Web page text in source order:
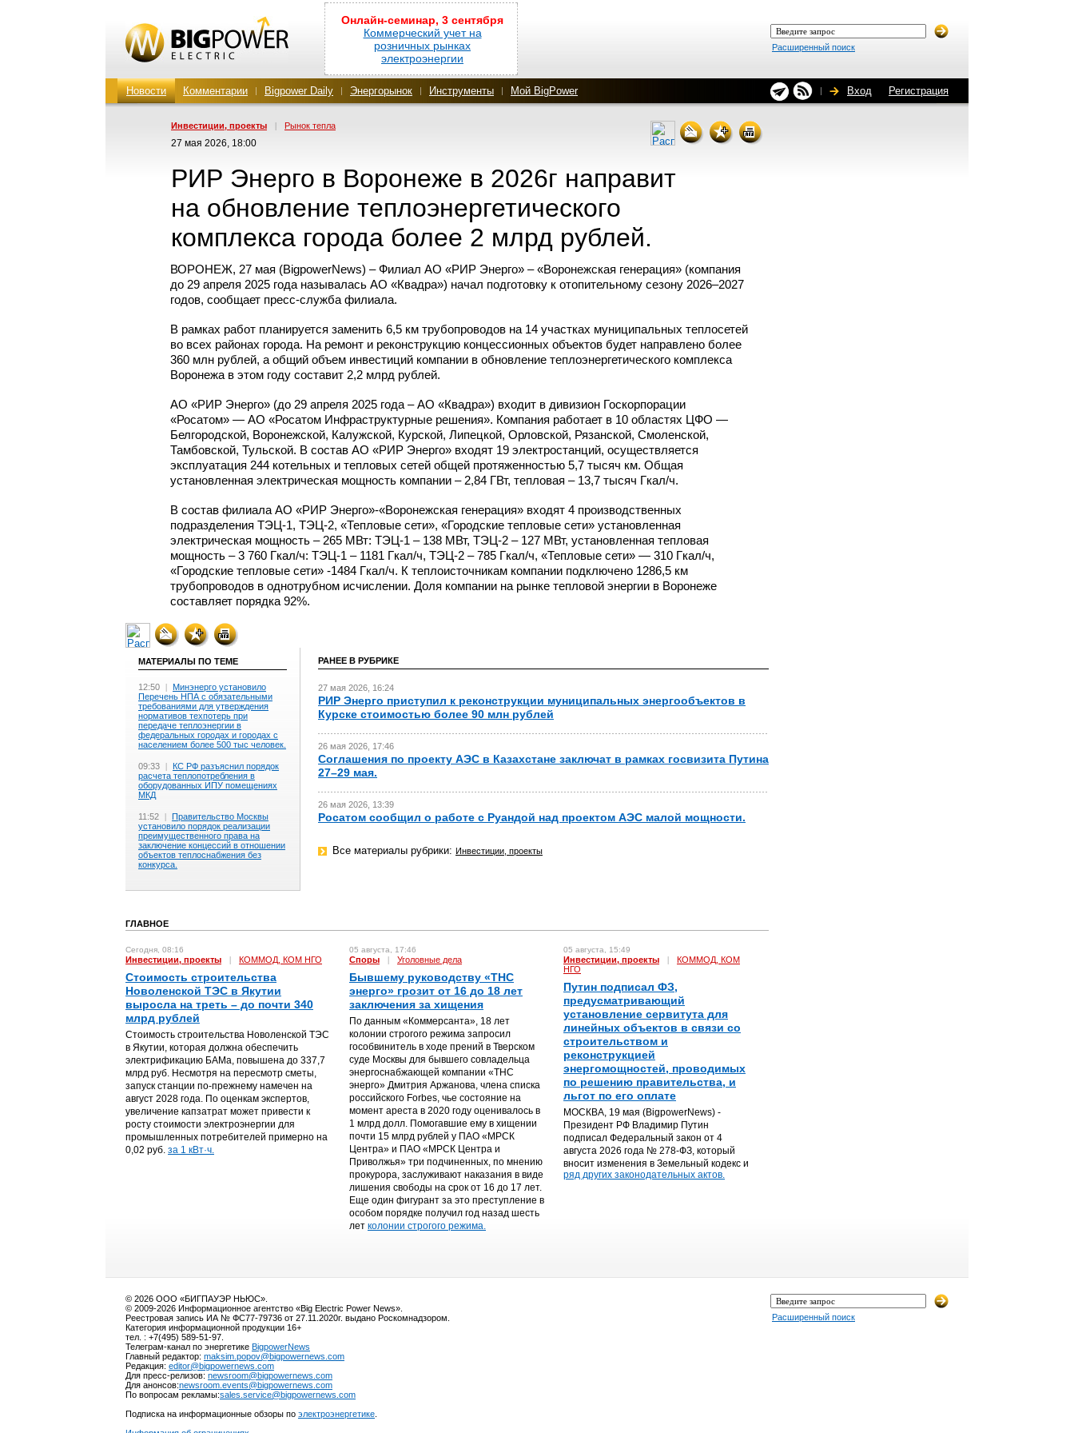
Онлайн-семинар, 3 сентября
Коммерческий учет на
розничных рынках
электроэнергии
Расширенный поиск
Новости Комментарии Bigpower Daily Энергорынок Инструменты Мой BigPower Вход Регистрация
Инвестиции, проекты | Рынок тепла
27 мая 2026, 18:00
РИР Энерго в Воронеже в 2026г направит
на обновление теплоэнергетического
комплекса города более 2 млрд рублей.
ВОРОНЕЖ, 27 мая (BigpowerNews) – Филиал АО «РИР Энерго» – «Воронежская генерация» (компания
до 29 апреля 2025 года называлась АО «Квадра») начал подготовку к отопительному сезону 2026–2027
годов, сообщает пресс-служба филиала.
В рамках работ планируется заменить 6,5 км трубопроводов на 14 участках муниципальных теплосетей
во всех районах города. На ремонт и реконструкцию концессионных объектов будет направлено более
360 млн рублей, а общий объем инвестиций компании в обновление теплоэнергетического комплекса
Воронежа в этом году составит 2,2 млрд рублей.
АО «РИР Энерго» (до 29 апреля 2025 года – АО «Квадра») входит в дивизион Госкорпорации
«Росатом» — АО «Росатом Инфраструктурные решения». Компания работает в 10 областях ЦФО —
Белгородской, Воронежской, Калужской, Курской, Липецкой, Орловской, Рязанской, Смоленской,
Тамбовской, Тульской. В состав АО «РИР Энерго» входят 19 электростанций, осуществляется
эксплуатация 244 котельных и тепловых сетей общей протяженностью 5,7 тысяч км. Общая
установленная электрическая мощность компании – 2,84 ГВт, тепловая – 13,7 тысяч Гкал/ч.
В состав филиала АО «РИР Энерго»-«Воронежская генерация» входят 4 производственных
подразделения ТЭЦ-1, ТЭЦ-2, «Тепловые сети», «Городские тепловые сети» установленная
электрическая мощность – 265 МВт: ТЭЦ-1 – 138 МВт, ТЭЦ-2 – 127 МВт, установленная тепловая
мощность – 3 760 Гкал/ч: ТЭЦ-1 – 1181 Гкал/ч, ТЭЦ-2 – 785 Гкал/ч, «Тепловые сети» — 310 Гкал/ч,
«Городские тепловые сети» -1484 Гкал/ч. К теплоисточникам компании подключено 1286,5 км
трубопроводов в однотрубном исчислении. Доля компании на рынке тепловой энергии в Воронеже
составляет порядка 92%.
МАТЕРИАЛЫ ПО ТЕМЕ
12:50 | Минэнерго установило
Перечень НПА с обязательными
требованиями для утверждения
нормативов техпотерь при
передаче теплоэнергии в
федеральных городах и городах с
населением более 500 тыс человек.
09:33 | КС РФ разъяснил порядок
расчета теплопотребления в
оборудованных ИПУ помещениях
МКД
11:52 | Правительство Москвы
установило порядок реализации
преимущественного права на
заключение концессий в отношении
объектов теплоснабжения без
конкурса.
РАНЕЕ В РУБРИКЕ
27 мая 2026, 16:24
РИР Энерго приступил к реконструкции муниципальных энергообъектов в
Курске стоимостью более 90 млн рублей
26 мая 2026, 17:46
Соглашения по проекту АЭС в Казахстане заключат в рамках госвизита Путина
27–29 мая.
26 мая 2026, 13:39
Росатом сообщил о работе с Руандой над проектом АЭС малой мощности.
Все материалы рубрики: Инвестиции, проекты
ГЛАВНОЕ
Сегодня, 08:16
Инвестиции, проекты | КОММОД, КОМ НГО
Стоимость строительства
Новоленской ТЭС в Якутии
выросла на треть – до почти 340
млрд рублей
Стоимость строительства Новоленской ТЭС
в Якутии, которая должна обеспечить
электрификацию БАМа, повышена до 337,7
млрд руб. Несмотря на пересмотр сметы,
запуск станции по-прежнему намечен на
август 2028 года. По оценкам экспертов,
увеличение капзатрат может привести к
росту стоимости электроэнергии для
промышленных потребителей примерно на
0,02 руб. за 1 кВт·ч.
05 августа, 17:46
Споры | Уголовные дела
Бывшему руководству «ТНС
энерго» грозит от 16 до 18 лет
заключения за хищения
По данным «Коммерсанта», 18 лет
колонии строгого режима запросил
гособвинитель в ходе прений в Тверском
суде Москвы для бывшего совладельца
энергоснабжающей компании «ТНС
энерго» Дмитрия Аржанова, члена списка
российского Forbes, чье состояние на
момент ареста в 2020 году оценивалось в
1 млрд долл. Помогавшие ему в хищении
почти 15 млрд рублей у ПАО «МРСК
Центра» и ПАО «МРСК Центра и
Приволжья» три подчиненных, по мнению
прокурора, заслуживают наказания в виде
лишения свободы на срок от 16 до 17 лет.
Еще один фигурант за это преступление в
особом порядке получил год назад шесть
лет колонии строгого режима.
05 августа, 15:49
Инвестиции, проекты |
КОММОД, КОМ
НГО
Путин подписал ФЗ,
предусматривающий
установление сервитута для
линейных объектов в связи со
строительством и
реконструкцией
энергомощностей, проводимых
по решению правительства, и
льгот по его оплате
МОСКВА, 19 мая (BigpowerNews) -
Президент РФ Владимир Путин
подписал Федеральный закон от 4
августа 2026 года № 278-ФЗ, который
вносит изменения в Земельный кодекс и
ряд других законодательных актов.
© 2026 ООО «БИГПАУЭР НЬЮС».
© 2009-2026 Информационное агентство «Big Electric Power News».
Реестровая запись ИА № ФС77-79736 от 27.11.2020г. выдано Роскомнадзором.
Категория информационной продукции 16+
тел. : +7(495) 589-51-97.
Телеграм-канал по энергетике BigpowerNews
Главный редактор: maksim.popov@bigpowernews.com
Редакция: editor@bigpowernews.com
Для пресс-релизов: newsroom@bigpowernews.com
Для анонсов:newsroom.events@bigpowernews.com
По вопросам рекламы:sales.service@bigpowernews.com
Подписка на информационные обзоры по электроэнергетике
Расширенный поиск